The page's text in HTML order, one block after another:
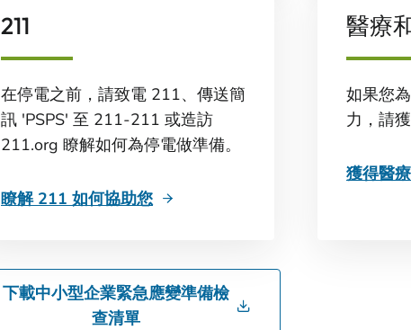
211
在停電之前，請致電 211、傳送簡
訊 'PSPS' 至 211-211 或造訪
211.org 瞭解如何為停電做準備。
瞭解 211 如何協助您
醫療
如果您
力，請
獲得醫
下載中小型企業緊急應變準備檢
查清單